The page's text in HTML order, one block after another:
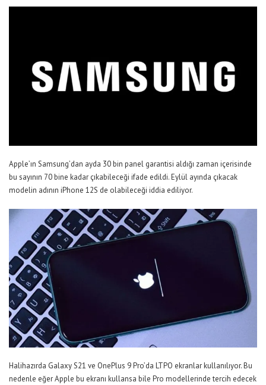
Apple’ın Samsung’dan ayda 30 bin panel garantisi aldığı zaman içerisinde
bu sayının 70 bine kadar çıkabileceği ifade edildi. Eylül ayında çıkacak
modelin adının iPhone 12S de olabileceği iddia ediliyor.
Halihazırda Galaxy S21 ve OnePlus 9 Pro’da LTPO ekranlar kullanılıyor. Bu
nedenle eğer Apple bu ekranı kullansa bile Pro modellerinde tercih edecek